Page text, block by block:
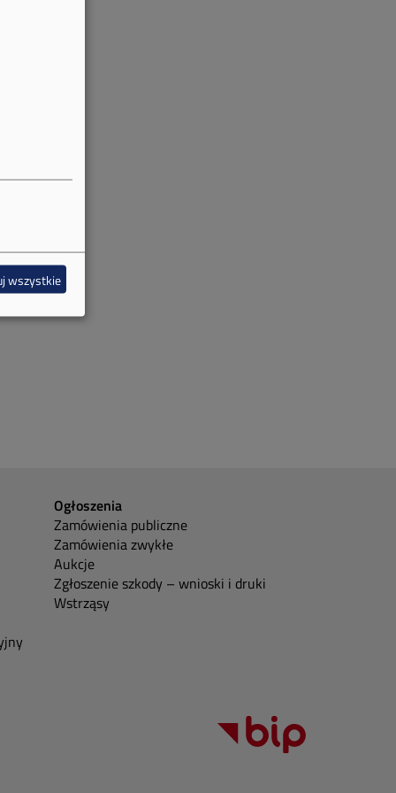
Ogłoszenia
Zamówienia publiczne
Zamówienia zwykłe
Aukcje
Zgłoszenie szkody – wnioski i druki
Wstrząsy
wszystkie